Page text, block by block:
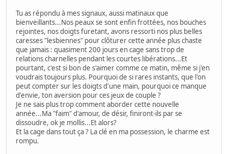
Tu as répondu à mes signaux, aussi matinaux que
bienveillants...Nos peaux se sont enfin frottées, nos bouches
rejointes, nos doigts furetant, avons ressorti nos plus belles
caresses "lesbiennes" pour clôturer cette année plus chaste
que jamais : quasiment 200 jours en cage sans trop de
relations charnelles pendant les courtes libérations...Et
pourtant, c'est si bon de s'aimer comme ce matin, même si j'en
voudrais toujours plus. Pourquoi de si rares instants, que l'on
peut compter sur les doigts d'une main, pourquoi ce manque
d'envie, ton aversion pour ces jeux de couple ?
Je ne sais plus trop comment aborder cette nouvelle
année...Ma "faim" d'amour, de désir, finiront-ils par se
dissoudre, ok je mollis...Et alors?
Et la cage dans tout ça ? La clé en ma possession, le charme est
rompu.